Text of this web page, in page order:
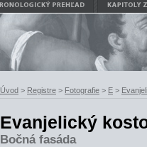
Úvod > Registre > Fotografie > E >
Evanjelický
Bočná fasáda